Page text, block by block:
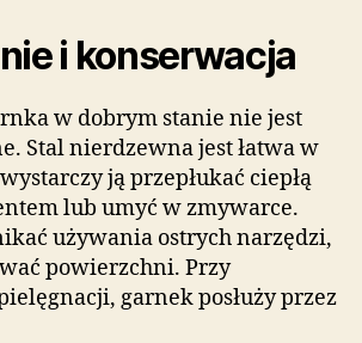
i konserwacja
w dobrym stanie nie jest
Stal nierdzewna jest łatwa w
ją przepłukać ciepłą
lub umyć w zmywarce.
używania ostrych narzędzi,
powierzchni. Przy
garnek posłuży przez